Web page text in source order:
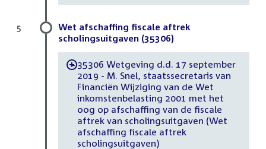
Wet afschaffing fiscale aftrek
scholingsuitgaven (35306)
-35306 Wetgeving d.d. 17 september
2019 - M. Snel, staatssecretaris van
Financiën Wijziging van de Wet
inkomstenbelasting 2001 met het
oog op afschaffing van de fiscale
aftrek van scholingsuitgaven (Wet
afschaffing fiscale aftrek
scholingsuitgaven)
5